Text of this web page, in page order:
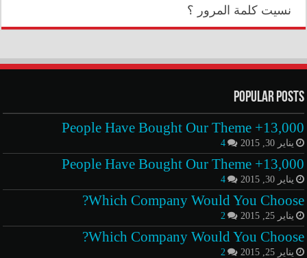
نسيت كلمة المرور ؟
Popular Posts
13,000+ People Have Bought Our Theme
يناير 30, 2015 4
13,000+ People Have Bought Our Theme
يناير 30, 2015 4
Which Company Would You Choose?
يناير 25, 2015 2
Which Company Would You Choose?
يناير 25, 2015 2